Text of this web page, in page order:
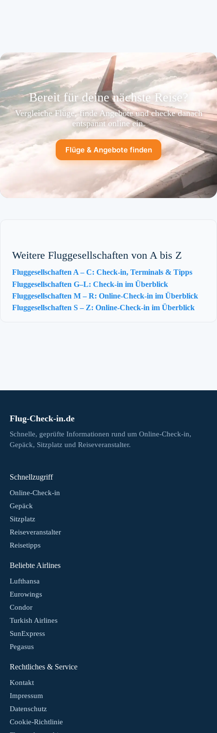
Bereit für deine nächste Reise?
Vergleiche Flüge, finde Angebote und checke danach
entspannt online ein.
Flüge & Angebote finden
Weitere Fluggesellschaften von A bis Z
Fluggesellschaften A – C: Check-in, Terminals & Tipps
Fluggesellschaften G–L: Check-in im Überblick
Fluggesellschaften M – R: Online-Check-in im Überblick
Fluggesellschaften S – Z: Online-Check-in im Überblick
Flug-Check-in.de
Schnelle, geprüfte Informationen rund um Online-Check-in,
Gepäck, Sitzplatz und Reiseveranstalter.
Schnellzugriff
Online-Check-in
Gepäck
Sitzplatz
Reiseveranstalter
Reisetipps
Beliebte Airlines
Lufthansa
Eurowings
Condor
Turkish Airlines
SunExpress
Pegasus
Rechtliches & Service
Kontakt
Impressum
Datenschutz
Cookie-Richtlinie